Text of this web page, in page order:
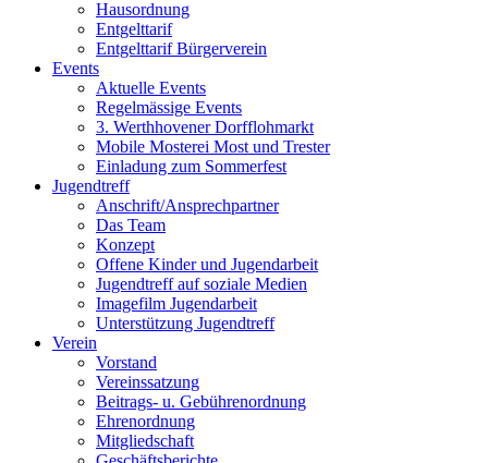
Hausordnung
Entgelttarif
Entgelttarif Bürgerverein
Events
Aktuelle Events
Regelmässige Events
3. Werthhovener Dorfflohmarkt
Mobile Mosterei Most und Trester
Einladung zum Sommerfest
Jugendtreff
Anschrift/Ansprechpartner
Das Team
Konzept
Offene Kinder und Jugendarbeit
Jugendtreff auf soziale Medien
Imagefilm Jugendarbeit
Unterstützung Jugendtreff
Verein
Vorstand
Vereinssatzung
Beitrags- u. Gebührenordnung
Ehrenordnung
Mitgliedschaft